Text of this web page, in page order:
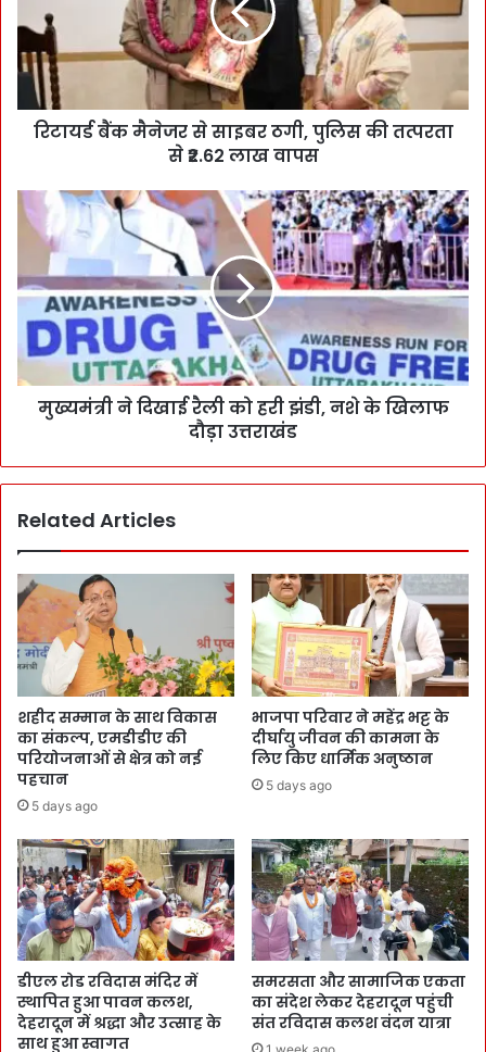
रिटायर्ड बैंक मैनेजर से साइबर ठगी, पुलिस की तत्परता
से ₹2.62 लाख वापस
मुख्यमंत्री ने दिखाई रैली को हरी झंडी, नशे के खिलाफ
दौड़ा उत्तराखंड
Related Articles
शहीद सम्मान के साथ विकास
का संकल्प, एमडीडीए की
परियोजनाओं से क्षेत्र को नई
पहचान
5 days ago
भाजपा परिवार ने महेंद्र भट्ट के
दीर्घायु जीवन की कामना के
लिए किए धार्मिक अनुष्ठान
5 days ago
डीएल रोड रविदास मंदिर में
स्थापित हुआ पावन कलश,
देहरादून में श्रद्धा और उत्साह के
साथ हुआ स्वागत
समरसता और सामाजिक एकता
का संदेश लेकर देहरादून पहुंची
संत रविदास कलश वंदन यात्रा